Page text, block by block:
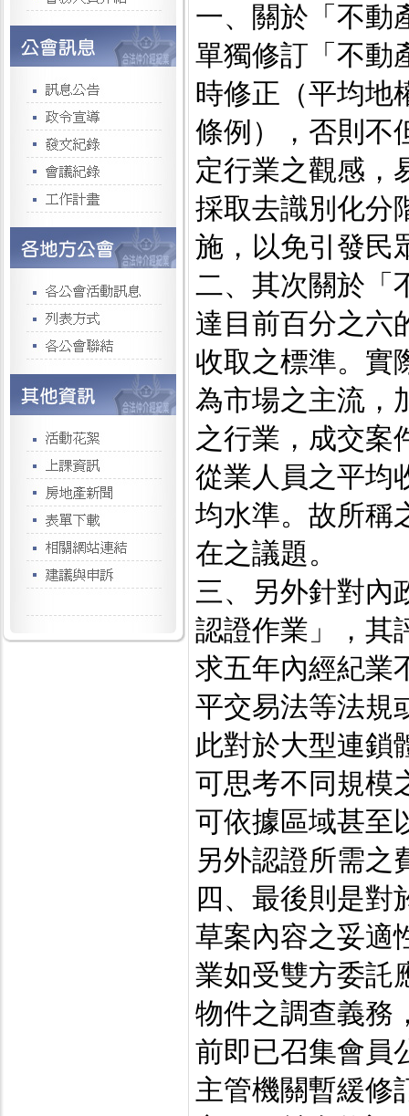
一、關於「不動
單獨修訂「不動
時修正（平均地
條例），否則不
定行業之觀感，
採取去識別化分
施，以免引發民
二、其次關於「
達目前百分之六
收取之標準。實
為市場之主流，
之行業，成交案
從業人員之平均
均水準。故所稱
在之議題。
三、另外針對內
認證作業」，其
求五年內經紀業
平交易法等法規
此對於大型連鎖
可思考不同規模
可依據區域甚至
另外認證所需之
四、最後則是對
草案內容之妥適
業如受雙方委託
物件之調查義務
前即已召集會員
主管機關暫緩修